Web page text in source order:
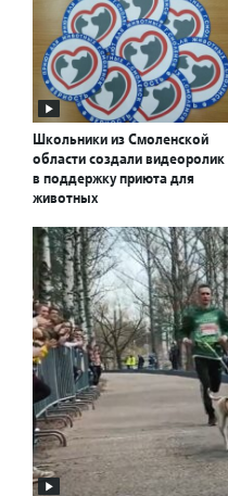
Школьники из Смоленской
области создали видеоролик
в поддержку приюта для
животных